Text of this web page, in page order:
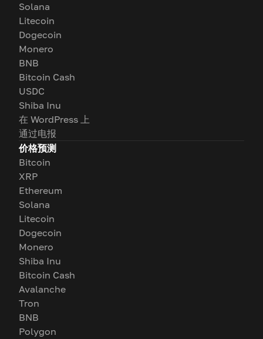
Solana
Litecoin
Dogecoin
Monero
BNB
Bitcoin Cash
USDC
Shiba Inu
在 WordPress 上
通过电报
价格预测
Bitcoin
XRP
Ethereum
Solana
Litecoin
Dogecoin
Monero
Shiba Inu
Bitcoin Cash
Avalanche
Tron
BNB
Polygon